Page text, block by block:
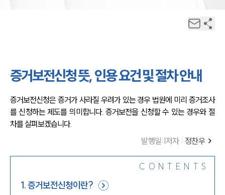
증거보전신청 뜻, 인용 요건 및 절차 안내
증거보전신청은 증거가 사라질 우려가 있는 경우 법원에 미리 증거조사
를 신청하는 제도를 의미합니다. 증거보전을 신청할 수 있는 경우와 절
차를 살펴보겠습니다.
발행일: |저자 : 정찬우
CONTENTS
1.증거보전신청이란?